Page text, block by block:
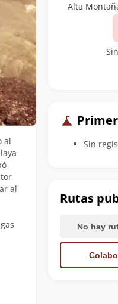
Alta
Sin
Rutas
No hay
al
al